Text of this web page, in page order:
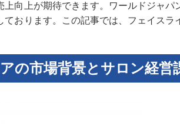
向上が期待できます。ワールドジャ
おります。この記事では、フェイスラ
の市場背景とサロン経営